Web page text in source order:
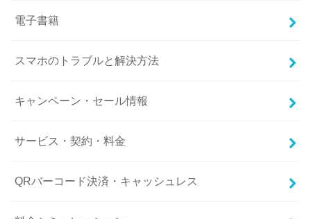
電子書籍
スマホのトラブルと解決方法
キャンペーン・セール情報
サービス・契約・料金
QRバーコード決済・キャッシュレス